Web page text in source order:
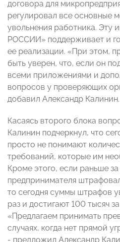
договора для
регулировал все основные
увольнения работника. Эту
РОССИИ» поддерживает и
ее реализации. «При этом,
быть уверен, что, если он
всеми приложениями и
вопросов у проверяющих
добавил Александр Калинин.
Касаясь второго блока
Калинин подчеркнул, что
просто не понимают
требований, которые им
Кроме этого, если раньше
предпринимателя
то сегодня суммы штрафов
раз и достигают 100 тысяч
«Предлагаем принимать
случаях, когда нет прямой
- предложил Александр